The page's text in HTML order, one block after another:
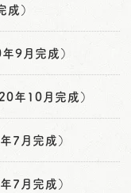
）
9月完成）
年10月完成）
7月完成）
7月完成）